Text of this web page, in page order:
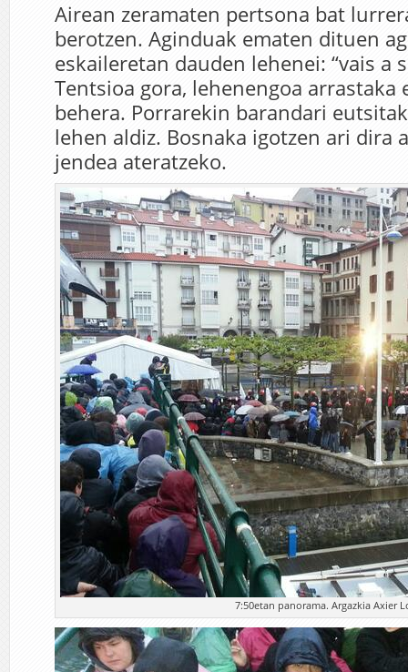
Airean zeramaten pertsona bat
berotzen. Aginduak ematen dituen
eskaileretan dauden lehenei: “vais a
Tentsioa gora, lehenengoa arrastaka
behera. Porrarekin barandari
lehen aldiz. Bosnaka igotzen ari dira
jendea ateratzeko.
7:50etan panorama. Argazkia Axier